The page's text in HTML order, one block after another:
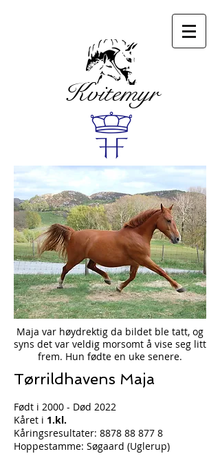
Kvitemyr
Maja var høydrektig da bildet ble tatt, og
syns det var veldig morsomt å vise seg litt
frem. Hun fødte en uke senere.
Tørrildhavens Maja
Født i 2000 - Død 2022
Kåret i 1.kl.
Kåringsresultater: 8878 88 877 8
Hoppestamme: Søgaard (Uglerup)